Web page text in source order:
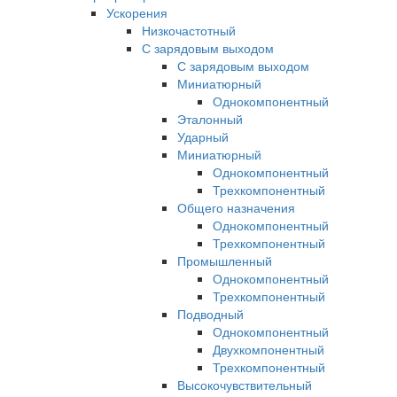
Ускорения
Низкочастотный
С зарядовым выходом
С зарядовым выходом
Миниатюрный
Однокомпонентный
Эталонный
Ударный
Миниатюрный
Однокомпонентный
Трехкомпонентный
Общего назначения
Однокомпонентный
Трехкомпонентный
Промышленный
Однокомпонентный
Трехкомпонентный
Подводный
Однокомпонентный
Двухкомпонентный
Трехкомпонентный
Высокочувствительный